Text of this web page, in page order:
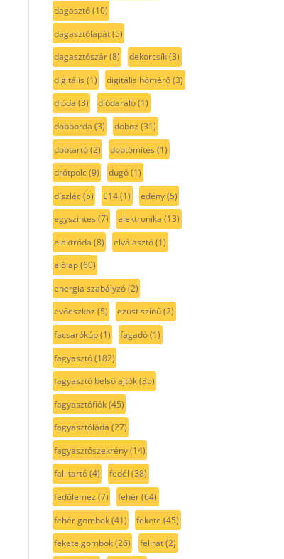
dagasztó(10)
dagasztólapát(5)
dagasztószár(8) dekorcsík(3)
digitális (1) digitális hőmérő(3)
dióda (3) diódaráló(1)
dobborda (3) doboz (31)
dobtartó(2) dobtömítés (1)
drótpolc(9) dugó(1)
díszléc(5) E14(1) edény(5)
egyszintes (7) elektronika (13)
elektróda (8) elválasztó(1)
előlap(60)
energia szabályzó(2)
evőeszköz (5) ezüst színű(2)
facsarókúp(1) fagadó(1)
fagyasztó(182)
fagyasztó belső ajtók(35)
fagyasztófiók(45)
fagyasztóláda (27)
fagyasztószekrény(14)
fali tartó(4) fedél (38)
fedőlemez (7) fehér(64)
fehér gombok(41) fekete (45)
fekete gombok(26) felirat(2)